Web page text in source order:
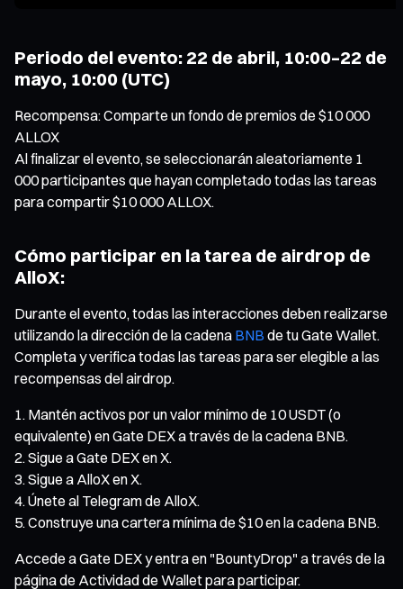
Periodo del evento: 22 de abril, 10:00–22 de
mayo, 10:00 (UTC)
Recompensa: Comparte un fondo de premios de $10 000
ALLOX
Al finalizar el evento, se seleccionarán aleatoriamente 1
000 participantes que hayan completado todas las tareas
para compartir $10 000 ALLOX.
Cómo participar en la tarea de airdrop de
AlloX:
Durante el evento, todas las interacciones deben realizarse
utilizando la dirección de la cadena BNB de tu Gate Wallet.
Completa y verifica todas las tareas para ser elegible a las
recompensas del airdrop.
Mantén activos por un valor mínimo de 10 USDT (o
equivalente) en Gate DEX a través de la cadena BNB.
Sigue a Gate DEX en X.
Sigue a AlloX en X.
Únete al Telegram de AlloX.
Construye una cartera mínima de $10 en la cadena BNB.
Accede a Gate DEX y entra en "BountyDrop" a través de la
página de Actividad de Wallet para participar.